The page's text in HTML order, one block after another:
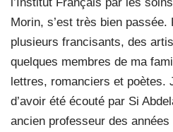
Morin, s’est très bien passée.
plusieurs francisants, des
quelques membres de ma
lettres, romanciers et poètes.
d’avoir été écouté par Si
ancien professeur des